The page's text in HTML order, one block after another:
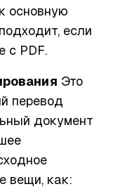
основную
если
с PDF.
Это
перевод
документ
вещи, как: